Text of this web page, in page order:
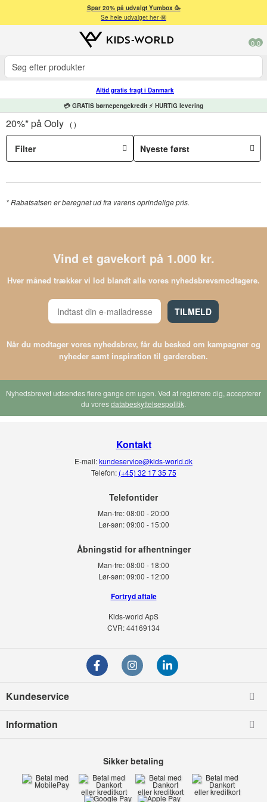
Spar 20% på udvalgt Yumbox 🥳
Se hele udvalget her 🤩
0 0
Altid gratis fragt i Danmark
💳 GRATIS børnepengekredit ⚡ HURTIG levering
20%* på Ooly
Filter
*Rabatsatsen er beregnet ud fra varens oprindelige pris.
Vind et gavekort på 1.000 kr.
Hver måned trækker vi lod blandt alle vores nyhedsbrevsmodtagere.
TILMELD
Når du modtager vores nyhedsbrev, får du besked om kampagner og
nyheder samt inspiration til garderoben.
Nyhedsbrevet udsendes flere gange om ugen. Ved at registrere dig, accepterer
du voresdatabeskyttelsespolitik.
Kontakt
E-mail:kundeservice@kids-world.dk
Telefon: (+45) 32 17 35 75
Telefontider
Man-fre:08:00 - 20:00
Lør-søn: 09:00 - 15:00
Man-fre:08:00 - 18:00
Lør-søn:09:00 - 12:00
Fortryd aftale
Kids-world ApS
CVR: 44169134
Kundeservice
Information
Sikker betaling